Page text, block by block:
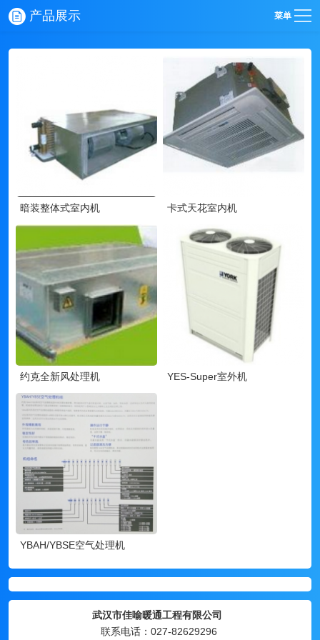
产品展示 菜单
暗装整体式室内机 卡式天花室内机
约克全新风处理机 YES-Super室外机
YBAH/YBSE空气处理机
武汉市佳喻暖通工程有限公司
联系电话：027-82629296